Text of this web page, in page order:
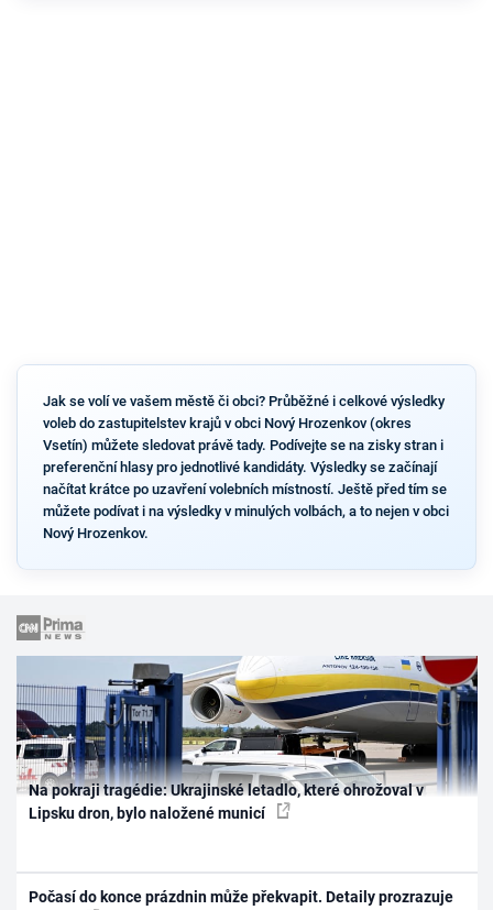
Jak se volí ve vašem městě či obci? Průběžné i celkové výsledky
voleb do zastupitelstev krajů v obci Nový Hrozenkov (okres
Vsetín) můžete sledovat právě tady. Podívejte se na zisky stran i
preferenční hlasy pro jednotlivé kandidáty. Výsledky se začínají
načítat krátce po uzavření volebních místností. Ještě před tím se
můžete podívat i na výsledky v minulých volbách, a to nejen v obci
Nový Hrozenkov.
Na pokraji tragédie: Ukrajinské letadlo, které ohrožoval v
Lipsku dron, bylo naložené municí
Počasí do konce prázdnin může překvapit. Detaily prozrazuje